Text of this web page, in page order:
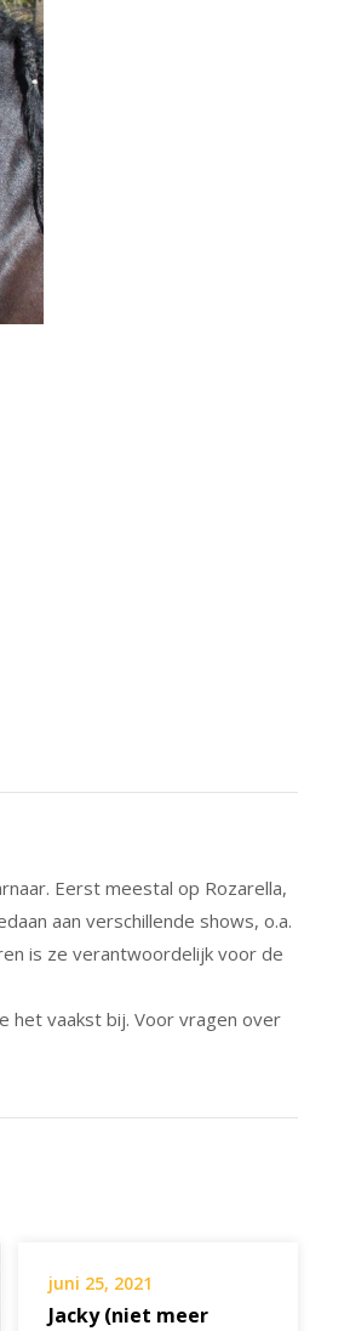
Eerst meestal op Rozarella,
aan verschillende shows, o.a.
is ze verantwoordelijk voor de
het vaakst bij. Voor vragen over
juni 25, 2021
Jacky (niet meer